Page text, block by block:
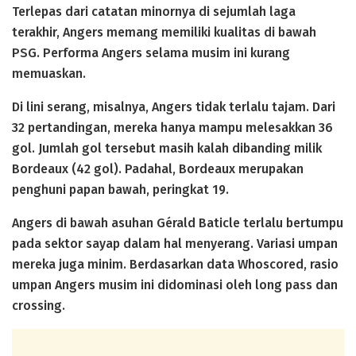
Terlepas dari catatan minornya di sejumlah laga
terakhir, Angers memang memiliki kualitas di bawah
PSG. Performa Angers selama musim ini kurang
memuaskan.
Di lini serang, misalnya, Angers tidak terlalu tajam. Dari
32 pertandingan, mereka hanya mampu melesakkan 36
gol. Jumlah gol tersebut masih kalah dibanding milik
Bordeaux (42 gol). Padahal, Bordeaux merupakan
penghuni papan bawah, peringkat 19.
Angers di bawah asuhan Gérald Baticle terlalu bertumpu
pada sektor sayap dalam hal menyerang. Variasi umpan
mereka juga minim. Berdasarkan data Whoscored, rasio
umpan Angers musim ini didominasi oleh long pass dan
crossing.